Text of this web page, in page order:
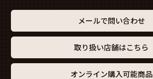
メールで問い合わせ
取り扱い店舗はこちら
オンライン購入可能商品